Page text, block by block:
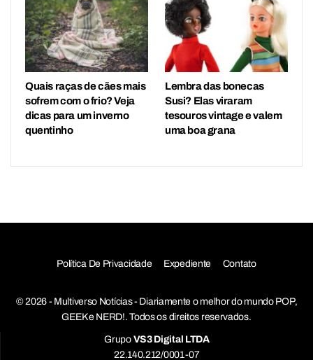
Quais raças de cães mais
sofrem com o frio? Veja
dicas para um inverno
quentinho
Lembra das bonecas
Susi? Elas viraram
tesouros vintage e valem
uma boa grana
Política De Privacidade Expediente Contato
© 2026 - Multiverso Notícias - Diariamente o melhor do mundo POP,
GEEK e NERD!. Todos os direitos reservados.
Grupo VS3 Digital LTDA
22.140.212/0001-07